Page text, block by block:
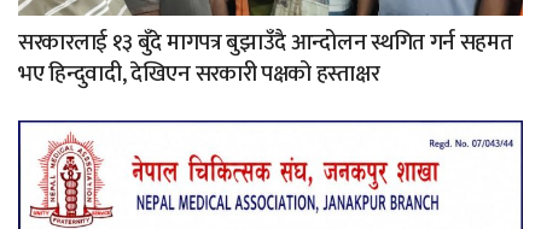
सरकारलाई १३ बुँदे मागपत्र बुझाउँदै आन्दोलन स्थगित गर्न सहमत
भए हिन्दुवादी, देखिएन सरकारी पक्षको हस्ताक्षर